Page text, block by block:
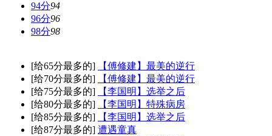
94分94
96分96
98分98
[给65分最多的]
【傅修建】最美的逆行
[给70分最多的]
【傅修建】最美的逆行
[给75分最多的]
【李国明】选举之后
[给80分最多的]
【李国明】特殊病房
[给85分最多的]
【李国明】选举之后
[给87分最多的] 遭遇童真